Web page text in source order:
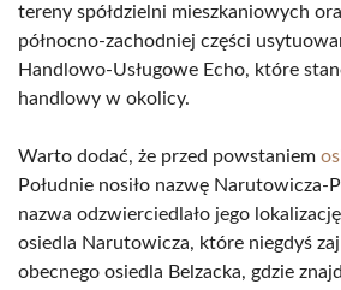
tereny spółdzielni mieszkaniowych
północno-zachodniej części
Handlowo-Usługowe Echo, które
handlowy w okolicy.
Warto dodać, że przed powstaniem
Południe nosiło nazwę Narutowicza-
nazwa odzwierciedlało jego
osiedla Narutowicza, które niegdyś
obecnego osiedla Belzacka, gdzie